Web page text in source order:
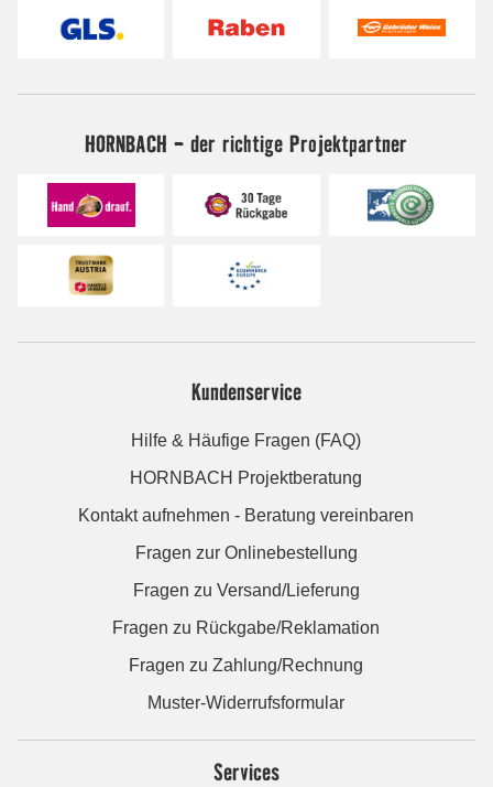
HORNBACH - der richtige Projektpartner
Kundenservice
Hilfe & Häufige Fragen (FAQ)
HORNBACH Projektberatung
Kontakt aufnehmen - Beratung vereinbaren
Fragen zur Onlinebestellung
Fragen zu Versand/Lieferung
Fragen zu Rückgabe/Reklamation
Fragen zu Zahlung/Rechnung
Muster-Widerrufsformular
Services